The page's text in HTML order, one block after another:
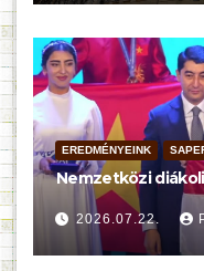
EREDMÉNYEINK
Nemzetközi
2026.07.22.